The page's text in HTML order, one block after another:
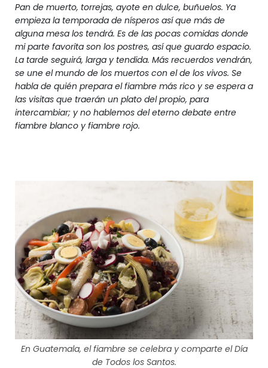
Pan de muerto, torrejas, ayote en dulce, buñuelos. Ya
empieza la temporada de nísperos así que más de
alguna mesa los tendrá. Es de las pocas comidas donde
mi parte favorita son los postres, así que guardo espacio.
La tarde seguirá, larga y tendida. Más recuerdos vendrán,
se une el mundo de los muertos con el de los vivos. Se
habla de quién prepara el fiambre más rico y se espera a
las visitas que traerán un plato del propio, para
intercambiar; y no hablemos del eterno debate entre
fiambre blanco y fiambre rojo.
En Guatemala, el fiambre se celebra y comparte el Día
de Todos los Santos.